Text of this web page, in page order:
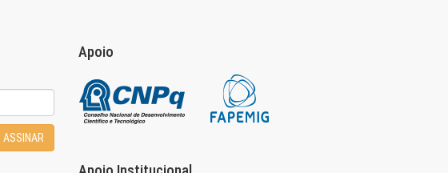
ASSINAR
Apoio